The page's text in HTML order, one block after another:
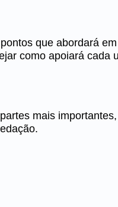
que abordará
como apoiará cada
mais